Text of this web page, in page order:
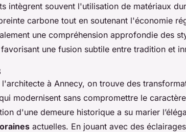
intègrent souvent l'utilisation de matériaux
carbone tout en soutenant l'économie
une compréhension approfondie des
une fusion subtile entre tradition et
à Annecy, on trouve des
modernisent sans compromettre le
d'une demeure historique a su marier
actuelles. En jouant avec des